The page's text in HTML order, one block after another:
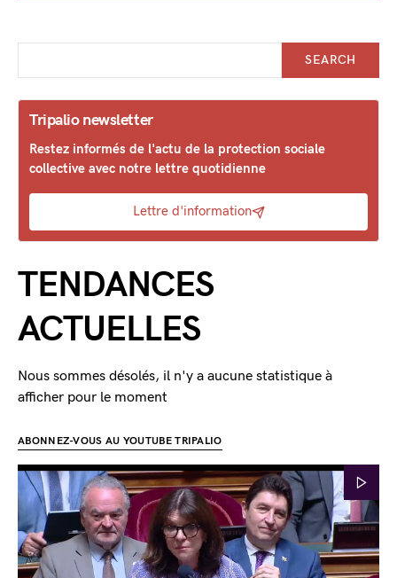
SEARCH
Tripalio newsletter
Restez informés de l'actu de la protection sociale
collective avec notre lettre quotidienne
Lettre d'information
TENDANCES
ACTUELLES
Nous sommes désolés, il n'y a aucune statistique à
afficher pour le moment
ABONNEZ-VOUS AU YOUTUBE TRIPALIO